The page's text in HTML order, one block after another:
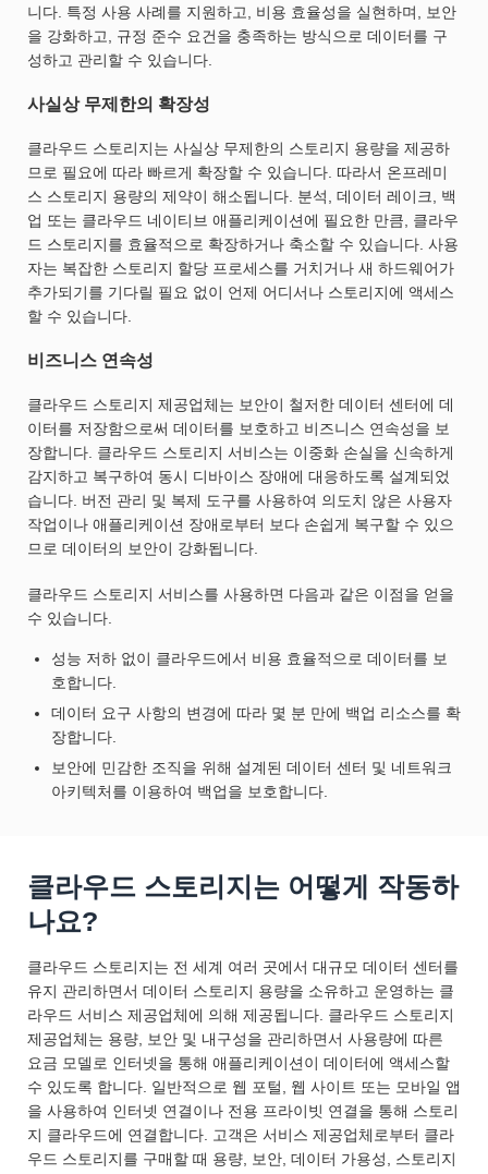
니다. 특정 사용 사례를 지원하고, 비용 효율성을 실현하며, 보안
을 강화하고, 규정 준수 요건을 충족하는 방식으로 데이터를 구
성하고 관리할 수 있습니다.
사실상 무제한의 확장성
클라우드 스토리지는 사실상 무제한의 스토리지 용량을 제공하
므로 필요에 따라 빠르게 확장할 수 있습니다. 따라서 온프레미
스 스토리지 용량의 제약이 해소됩니다. 분석, 데이터 레이크, 백
업 또는 클라우드 네이티브 애플리케이션에 필요한 만큼, 클라우
드 스토리지를 효율적으로 확장하거나 축소할 수 있습니다. 사용
자는 복잡한 스토리지 할당 프로세스를 거치거나 새 하드웨어가
추가되기를 기다릴 필요 없이 언제 어디서나 스토리지에 액세스
할 수 있습니다.
비즈니스 연속성
클라우드 스토리지 제공업체는 보안이 철저한 데이터 센터에 데
이터를 저장함으로써 데이터를 보호하고 비즈니스 연속성을 보
장합니다. 클라우드 스토리지 서비스는 이중화 손실을 신속하게
감지하고 복구하여 동시 디바이스 장애에 대응하도록 설계되었
습니다. 버전 관리 및 복제 도구를 사용하여 의도치 않은 사용자
작업이나 애플리케이션 장애로부터 보다 손쉽게 복구할 수 있으
므로 데이터의 보안이 강화됩니다.
클라우드 스토리지 서비스를 사용하면 다음과 같은 이점을 얻을
수 있습니다.
성능 저하 없이 클라우드에서 비용 효율적으로 데이터를 보
호합니다.
데이터 요구 사항의 변경에 따라 몇 분 만에 백업 리소스를 확
장합니다.
보안에 민감한 조직을 위해 설계된 데이터 센터 및 네트워크
아키텍처를 이용하여 백업을 보호합니다.
클라우드 스토리지는 어떻게 작동하
나요?
클라우드 스토리지는 전 세계 여러 곳에서 대규모 데이터 센터를
유지 관리하면서 데이터 스토리지 용량을 소유하고 운영하는 클
라우드 서비스 제공업체에 의해 제공됩니다. 클라우드 스토리지
제공업체는 용량, 보안 및 내구성을 관리하면서 사용량에 따른
요금 모델로 인터넷을 통해 애플리케이션이 데이터에 액세스할
수 있도록 합니다. 일반적으로 웹 포털, 웹 사이트 또는 모바일 앱
을 사용하여 인터넷 연결이나 전용 프라이빗 연결을 통해 스토리
지 클라우드에 연결합니다. 고객은 서비스 제공업체로부터 클라
우드 스토리지를 구매할 때 용량, 보안, 데이터 가용성, 스토리지